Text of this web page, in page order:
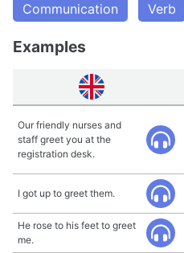
Communication Verb
Examples
Our friendly nurses and
staff greet you at the
registration desk.
I got up to greet them.
He rose to his feet to greet
me.